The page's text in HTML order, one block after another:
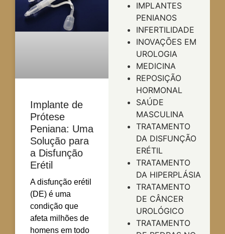
Implante de
Prótese
Peniana: Uma
Solução para
a Disfunção
Erétil
A disfunção erétil
(DE) é uma
condição que
afeta milhões de
homens em todo
IMPLANTES
PENIANOS
INFERTILIDADE
INOVAÇÕES EM
UROLOGIA
MEDICINA
REPOSIÇÃO
HORMONAL
SAÚDE
MASCULINA
TRATAMENTO
DA DISFUNÇÃO
ERÉTIL
TRATAMENTO
DA HIPERPLÁSIA
TRATAMENTO
DE CÂNCER
UROLÓGICO
TRATAMENTO